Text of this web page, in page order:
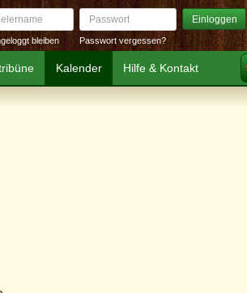
bleiben
Passwort Einloggen
Passwort vergessen?
Kalender Hilfe & Kontakt